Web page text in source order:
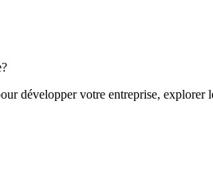
développer votre entreprise, explorer